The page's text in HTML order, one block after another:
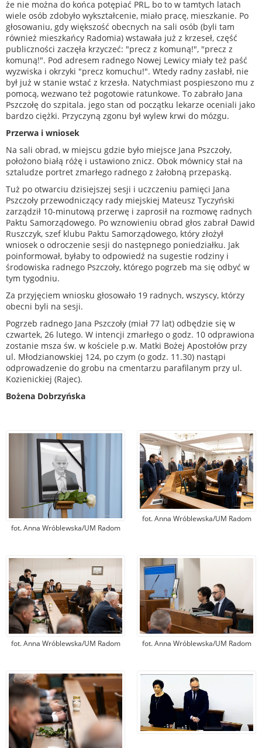
że nie można do końca potępiać PRL, bo to w tamtych latach
wiele osób zdobyło wykształcenie, miało pracę, mieszkanie. Po
głosowaniu, gdy większość obecnych na sali osób (byli tam
również mieszkańcy Radomia) wstawała już z krzeseł, część
publiczności zaczęła krzyczeć: "precz z komuną!", "precz z
komuną!". Pod adresem radnego Nowej Lewicy miały też paść
wyzwiska i okrzyki "precz komuchu!". Wtedy radny zasłabł, nie
był już w stanie wstać z krzesła. Natychmiast pospieszono mu z
pomocą, wezwano też pogotowie ratunkowe. To zabrało Jana
Pszczołę do szpitala. jego stan od początku lekarze oceniali jako
bardzo ciężki. Przyczyną zgonu był wylew krwi do mózgu.
Przerwa i wniosek
Na sali obrad, w miejscu gdzie było miejsce Jana Pszczoły,
położono białą różę i ustawiono znicz. Obok mównicy stał na
sztaludze portret zmarłego radnego z żałobną przepaską.
Tuż po otwarciu dzisiejszej sesji i uczczeniu pamięci Jana
Pszczoły przewodniczący rady miejskiej Mateusz Tyczyński
zarządził 10-minutową przerwę i zaprosił na rozmowę radnych
Paktu Samorządowego. Po wznowieniu obrad głos zabrał Dawid
Ruszczyk, szef klubu Paktu Samorządowego, który złożył
wniosek o odroczenie sesji do następnego poniedziałku. Jak
poinformował, byłaby to odpowiedź na sugestie rodziny i
środowiska radnego Pszczoły, którego pogrzeb ma się odbyć w
tym tygodniu.
Za przyjęciem wniosku głosowało 19 radnych, wszyscy, którzy
obecni byli na sesji.
Pogrzeb radnego Jana Pszczoły (miał 77 lat) odbędzie się w
czwartek, 26 lutego. W intencji zmarłego o godz. 10 odprawiona
zostanie msza św. w kościele p.w. Matki Bożej Apostołów przy
ul. Młodzianowskiej 124, po czym (o godz. 11.30) nastąpi
odprowadzenie do grobu na cmentarzu parafilanym przy ul.
Kozienickiej (Rajec).
Bożena Dobrzyńska
fot. Anna Wróblewska/UM Radom
fot. Anna Wróblewska/UM Radom
fot. Anna Wróblewska/UM Radom fot. Anna Wróblewska/UM Radom